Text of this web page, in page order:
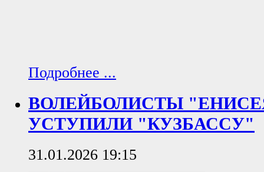
Подробнее ...
ВОЛЕЙБОЛИСТЫ
УСТУПИЛИ "КУЗБАССУ"
31.01.2026 19:15